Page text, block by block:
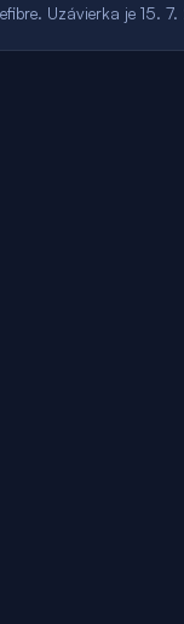
Uzávierka je 15.